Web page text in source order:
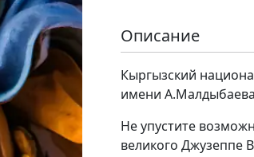
Описание
Кыргызский
имени
Не упустите
великого Джузеппе